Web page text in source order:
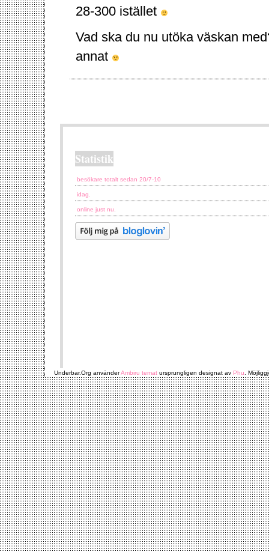
28-300 istället
Vad ska du nu utöka väskan
annat
Statistik
besökare totalt sedan 20/7-10
idag.
online just nu.
Underbar.Org använderAmbiru temat ursprungligen designat av Phu .